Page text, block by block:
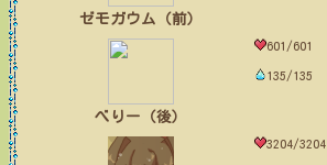
ゼモガウム（前）
べりー（後）
601/601
135/135
3204/3204